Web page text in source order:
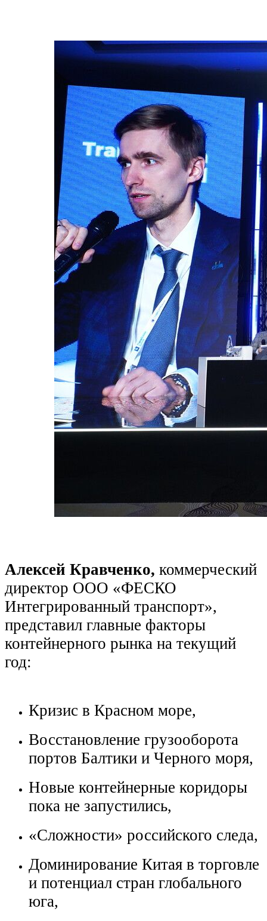
Алексей Кравченко, коммерческий
директор ООО «ФЕСКО
Интегрированный транспорт»,
представил главные факторы
контейнерного рынка на текущий
год:
Кризис в Красном море,
Восстановление грузооборота
портов Балтики и Черного моря,
Новые контейнерные коридоры
пока не запустились,
«Сложности» российского следа,
Доминирование Китая в торговле
и потенциал стран глобального
юга,